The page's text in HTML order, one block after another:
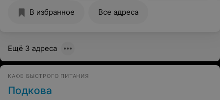
В избранное Все адреса
Ещё 3 адреса
КАФЕ БЫСТРОГО ПИТАНИЯ
Подкова